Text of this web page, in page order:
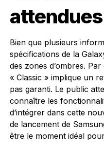
attendues
Bien que plusieurs
spécifications de la
des zones d’ombres.
« Classic » implique un
pas garanti. Le public
connaître les
d’intégrer dans cette
de lancement de
être le moment idéal